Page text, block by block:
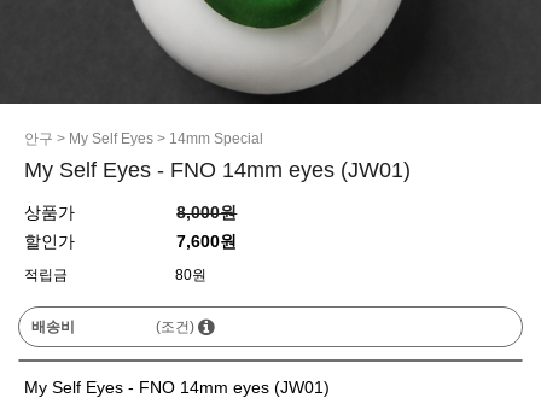
안구 > My Self Eyes > 14mm Special
My Self Eyes - FNO 14mm eyes (JW01)
상품가
8,000원
할인가
7,600원
적립금 80원
배송비 (조건)
My Self Eyes - FNO 14mm eyes (JW01)